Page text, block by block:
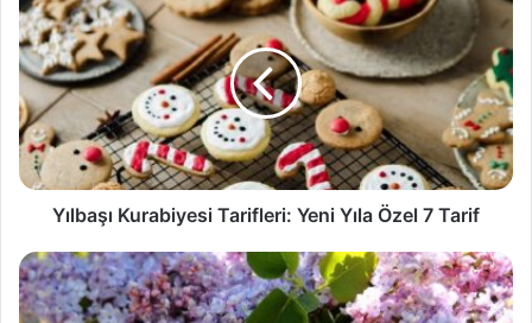
Kurabiyesi
Tarifleri:
Yeni
Yıla
Özel
7
Tarif
Yılbaşı Kurabiyesi Tarifleri: Yeni Yıla Özel 7 Tarif
Çayın
Çiçeklere
Faydası